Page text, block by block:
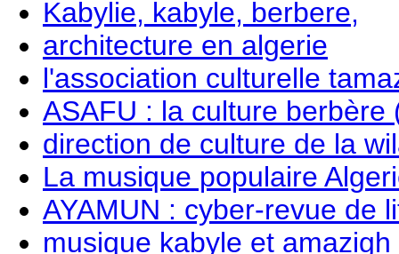
Kabylie, kabyle, berbere,
architecture en algerie
l'association culturelle
ASAFU : la culture berbère
direction de culture de la
La musique populaire
AYAMUN : cyber-revue de
musique kabyle et